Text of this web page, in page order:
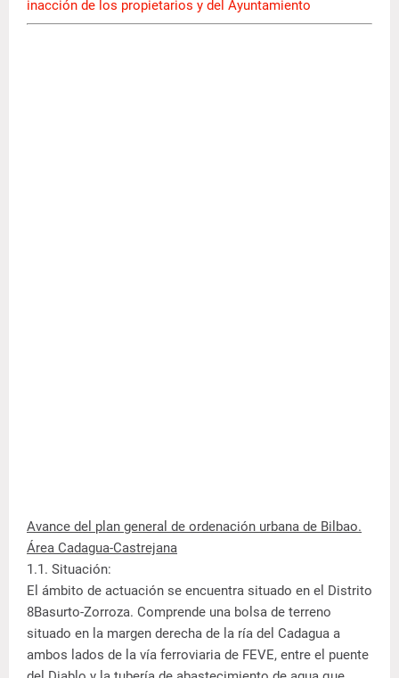
inacción de los propietarios y del Ayuntamiento
Avance del plan general de ordenación urbana de Bilbao.
Área Cadagua-Castrejana
1.1. Situación:
El ámbito de actuación se encuentra situado en el Distrito
8Basurto-Zorroza. Comprende una bolsa de terreno
situado en la margen derecha de la ría del Cadagua a
ambos lados de la vía ferroviaria de FEVE, entre el puente